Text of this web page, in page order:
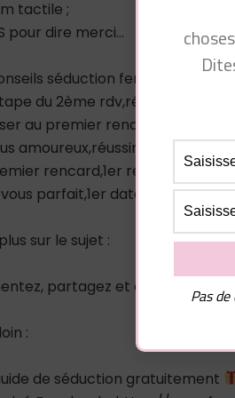
tactile ;
pour dire merci…
séduction
du 2ème rdv,réussir son
au premier rendez-
amoureux,réussir un
rencard,1er rendez-
parfait,1er date,rendez-
sur le sujet :
partagez et abonnez-vous !
:
de séduction gratuitement
Pas